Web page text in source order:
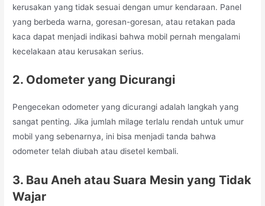
kerusakan yang tidak sesuai dengan umur kendaraan. Panel
yang berbeda warna, goresan-goresan, atau retakan pada
kaca dapat menjadi indikasi bahwa mobil pernah mengalami
kecelakaan atau kerusakan serius.
2. Odometer yang Dicurangi
Pengecekan odometer yang dicurangi adalah langkah yang
sangat penting. Jika jumlah milage terlalu rendah untuk umur
mobil yang sebenarnya, ini bisa menjadi tanda bahwa
odometer telah diubah atau disetel kembali.
3. Bau Aneh atau Suara Mesin yang Tidak
Wajar